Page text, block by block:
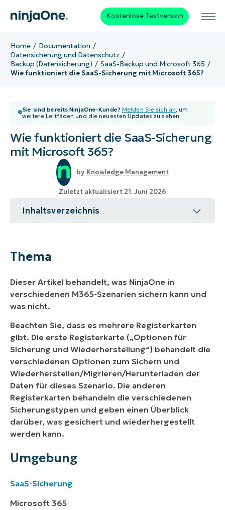
Kostenlose Testversion
Home
Documentation
Datensicherung und Datenschutz
Backup (Datensicherung)
SaaS-Backup und Microsoft 365
Wie funktioniert die SaaS-Sicherung mit Microsoft 365?
Sie sind bereits NinjaOne-Kunde? Melden Sie sich an, um
weitere Leitfäden und die neuesten Updates zu sehen.
Wie funktioniert die SaaS-Sicherung
mit Microsoft 365?
Knowledge Management
Zuletzt aktualisiert 21. Juni 2026
Inhaltsverzeichnis
E-Mail (M365-E-Mail-Komponenten)
OneDrive (M365-Laufwerkskomponenten)
SharePoint
Kalender (M365-Kalenderkomponenten)
Kontakt
Thema
Dieser Artikel behandelt, was NinjaOne in
verschiedenen M365-Szenarien sichern kann und
was nicht.
Beachten Sie, dass es mehrere Registerkarten
gibt. Die erste Registerkarte („Optionen für
Sicherung und Wiederherstellung“) behandelt die
verschiedenen Optionen zum Sichern und
Wiederherstellen/Migrieren/Herunterladen der
Daten für dieses Szenario. Die anderen
Registerkarten behandeln die verschiedenen
Sicherungstypen und geben einen Überblick
darüber, was gesichert und wiederhergestellt
werden kann.
Umgebung
SaaS-Sicherung
Microsoft 365